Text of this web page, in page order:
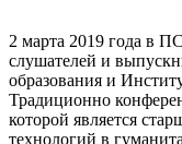
2 марта 2019 года в
слушателей и
образования и
Традиционно
которой является
технологий в